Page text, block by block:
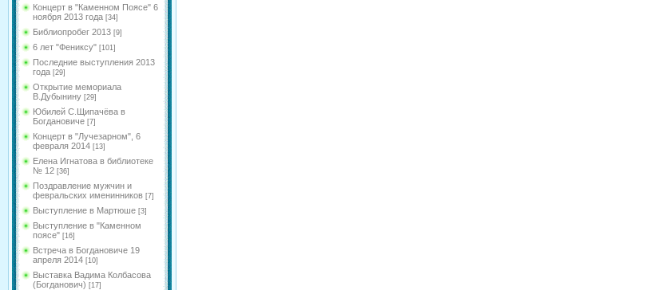
Концерт в "Каменном Поясе" 6
ноября 2013 года [34]
Библиопробег 2013 [9]
6 лет "Фениксу" [101]
Последние выступления 2013
года [29]
Открытие мемориала
В.Дубынину [29]
Юбилей С.Щипачёва в
Богдановиче [7]
Концерт в "Лучезарном", 6
февраля 2014 [13]
Елена Игнатова в библиотеке
№ 12 [36]
Поздравление мужчин и
февральских именинников [7]
Выступление в Мартюше [3]
Выступление в "Каменном
поясе" [16]
Встреча в Богдановиче 19
апреля 2014 [10]
Выставка Вадима Колбасова
(Богданович) [17]